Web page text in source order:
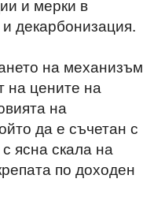
и мерки в
декарбонизация.
на механизъм
на цените на
на
да е съчетан с
ясна скала на
по доходен